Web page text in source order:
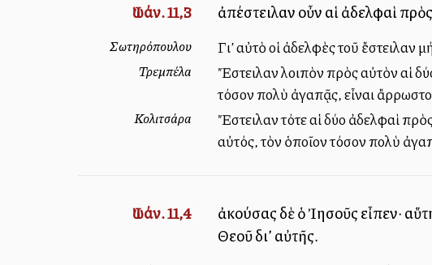
Ἰωάν. 11,3 ἀπέστειλαν οὖν αἱ ἀδελφαὶ
Σωτηρόπουλου Γι’ αὐτὸ οἱ ἀδελφὲς τοῦ ἔστειλαν
Τρεμπέλα
Ἔστειλαν λοιπὸν πρὸς αὐτὸν αἱ
τόσον πολὺ ἀγαπᾷς, εἶναι
Κολιτσάρα
Ἔστειλαν τότε αἱ δύο ἀδελφαὶ
αὐτός, τὸν ὁποῖον τόσον πολὺ
Ἰωάν. 11,4
ἀκούσας δὲ ὁ Ἰησοῦς εἶπεν·
Θεοῦ δι’ αὐτῆς.